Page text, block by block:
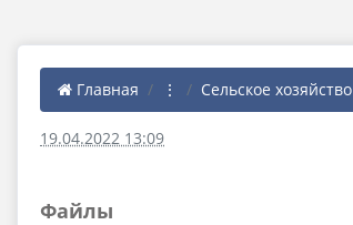
Главная ⋮ Сельское хозяйство
19.04.2022 13:09
Файлы